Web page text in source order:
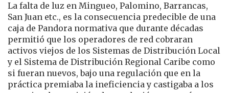
La falta de luz en Mingueo, Palomino, Barrancas,
San Juan etc., es la consecuencia predecible de una
caja de Pandora normativa que durante décadas
permitió que los operadores de red cobraran
activos viejos de los Sistemas de Distribución Local
y el Sistema de Distribución Regional Caribe como
si fueran nuevos, bajo una regulación que en la
práctica premiaba la ineficiencia y castigaba a los